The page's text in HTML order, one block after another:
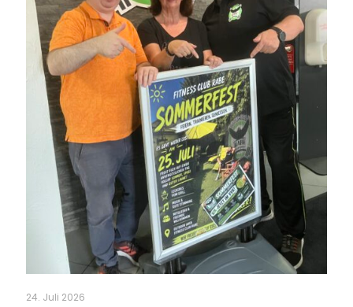
24. Juli 2026